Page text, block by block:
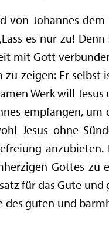
von Johannes
es nur zu!
mit Gott
zeigen: Er
Werk will
empfangen,
Jesus ohne
Gottes zu
für das Gute und
guten und